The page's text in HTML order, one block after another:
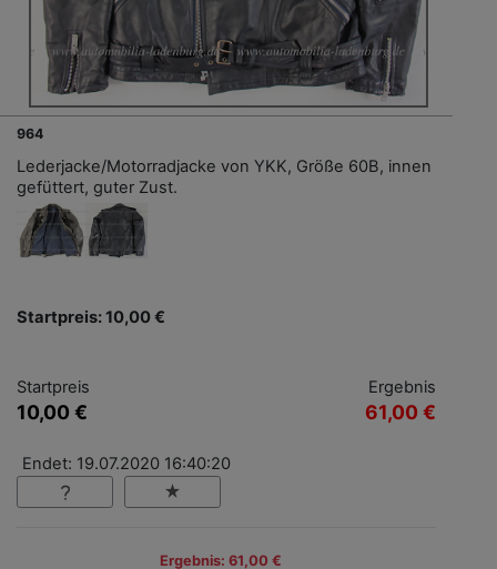
964
Lederjacke/Motorradjacke von YKK, Größe 60B, innen
gefüttert, guter Zust.
Startpreis: 10,00 €
Startpreis
10,00 €
Ergebnis
61,00 €
Endet: 19.07.2020 16:40:20
Ergebnis: 61,00 €